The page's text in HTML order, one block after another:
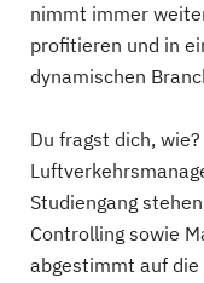
nimmt immer
profitieren und in
dynamischen
Du fragst dich,
Studiengang
Controlling sowie
abgestimmt auf